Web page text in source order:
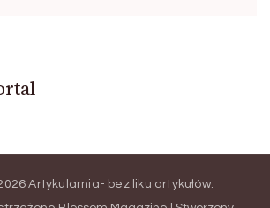
Artykularnia- bez liku artykułów.